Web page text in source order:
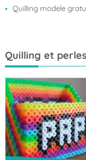
Quilling modele
Quilling et